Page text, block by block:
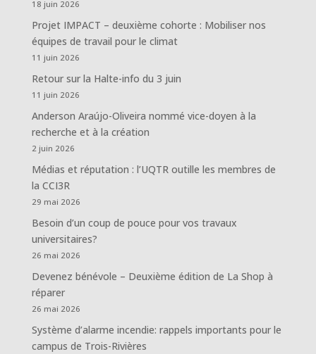
18 juin 2026
Projet IMPACT – deuxième cohorte : Mobiliser nos
équipes de travail pour le climat
11 juin 2026
Retour sur la Halte-info du 3 juin
11 juin 2026
Anderson Araújo-Oliveira nommé vice-doyen à la
recherche et à la création
2 juin 2026
Médias et réputation : l’UQTR outille les membres de
la CCI3R
29 mai 2026
Besoin d’un coup de pouce pour vos travaux
universitaires?
26 mai 2026
Devenez bénévole – Deuxième édition de La Shop à
réparer
26 mai 2026
Système d’alarme incendie: rappels importants pour le
campus de Trois-Rivières